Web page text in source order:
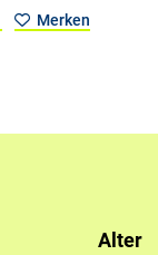
Merken
Alter